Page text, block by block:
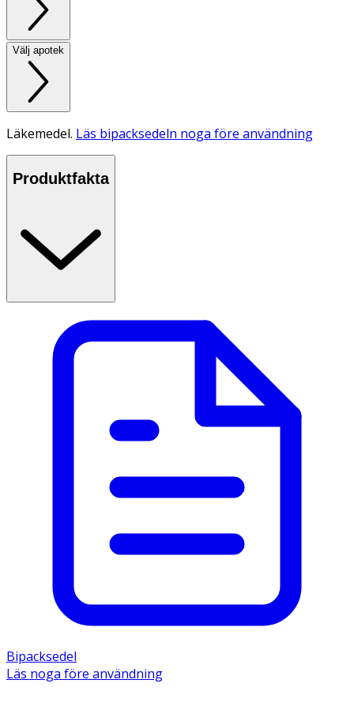
Välj apotek
Läkemedel. Läs bipacksedeln noga före användning
Produktfakta
Bipacksedel
Läs noga före användning